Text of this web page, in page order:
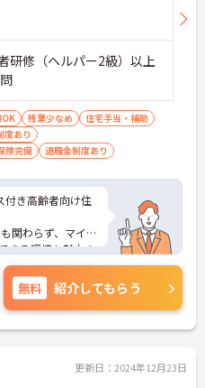
研修（ヘルパー2級）以上
OK 残業少なめ
住宅手当・補助
度あり
険完備 退職金制度あり
付き高齢者向け住
関わらず、マイカ
きる環境も魅力の
◎
スタイルに合わ
ちの方も続けやす
実績や利用可能な
お考えの方も安心
ビまでお問い合わ
します！
無料 紹介してもらう
更新日：2024年12月23日